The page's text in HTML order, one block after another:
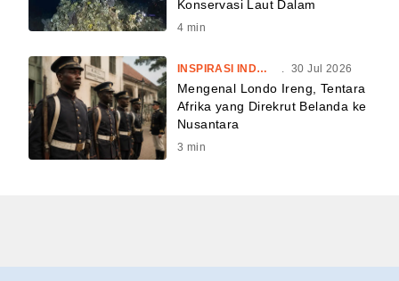
Konservasi Laut Dalam
4 min
INSPIRASI INDONESIA 30 Jul 2026
Mengenal Londo Ireng, Tentara
Afrika yang Direkrut Belanda ke
Nusantara
3 min